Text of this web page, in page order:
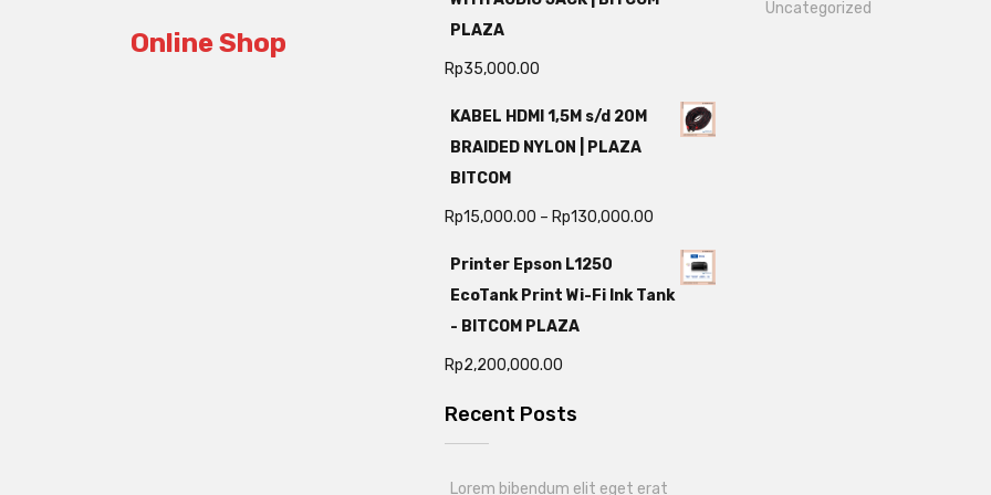
Online Shop
PLAZA
Rp35,000.00
KABEL HDMI 1,5M s/d 20M
BRAIDED NYLON | PLAZA
BITCOM
Rp15,000.00 – Rp130,000.00
Printer Epson L1250
EcoTank Print Wi-Fi Ink Tank
- BITCOM PLAZA
Rp2,200,000.00
Recent Posts
Lorem bibendum elit eget erat
Uncategorized